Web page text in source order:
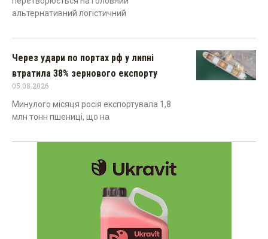
альтернативний логістичний
Через удари по портах рф у липні
втратила 38% зернового експорту
05.08.2026
Минулого місяця росія експортувала 1,8
млн тонн пшениці, що на